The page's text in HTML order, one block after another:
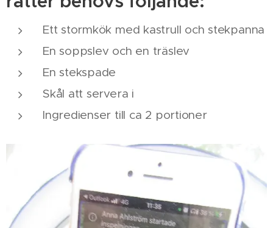
Ett stormkök med kastrull och stekpanna
En soppslev och en träslev
En stekspade
Skål att servera i
Ingredienser till ca 2 portioner